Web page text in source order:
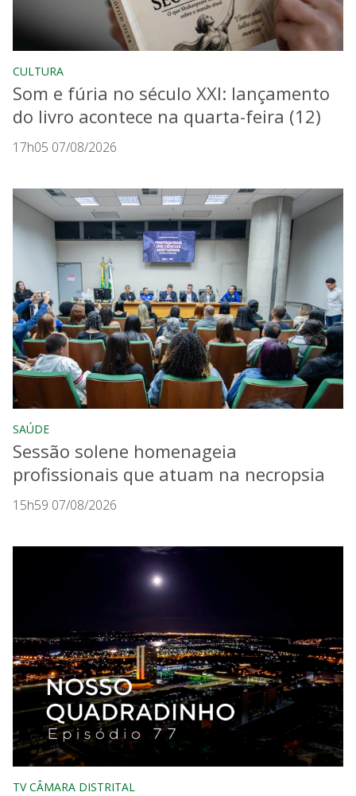
CULTURA
Som e fúria no século XXI: lançamento
do livro acontece na quarta-feira (12)
17h05 07/08/2026
SAÚDE
Sessão solene homenageia
profissionais que atuam na necropsia
15h59 07/08/2026
TV CÂMARA DISTRITAL